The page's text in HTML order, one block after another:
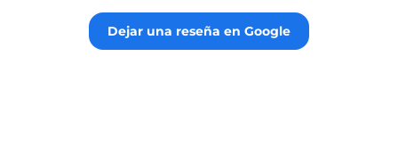
Dejar una reseña en Google